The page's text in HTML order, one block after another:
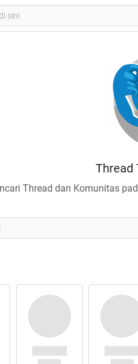
Thread
Thread dan Komunitas